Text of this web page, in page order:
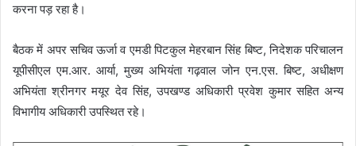
करना पड़ रहा है।
बैठक में अपर सचिव ऊर्जा व एमडी पिटकुल मेहरबान सिंह बिष्ट, निदेशक परिचालन
यूपीसीएल एम.आर. आर्या, मुख्य अभियंता गढ़वाल जोन एन.एस. बिष्ट, अधीक्षण
अभियंता श्रीनगर मयूर देव सिंह, उपखण्ड अधिकारी प्रवेश कुमार सहित अन्य
विभागीय अधिकारी उपस्थित रहे।